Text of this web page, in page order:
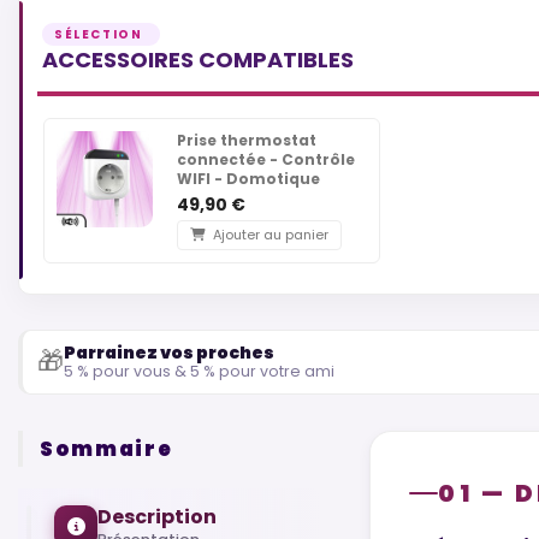
ACCESSOIRES COMPATIBLES
Prise thermostat
connectée - Contrôle
WIFI - Domotique
49,90 €
Ajouter au panier
🎁Parrainez vos proches
5 % pour vous & 5 % pour votre ami
Sommaire
Description
01 —